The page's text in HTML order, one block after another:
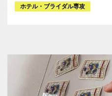
ホテル・ブライダル専攻